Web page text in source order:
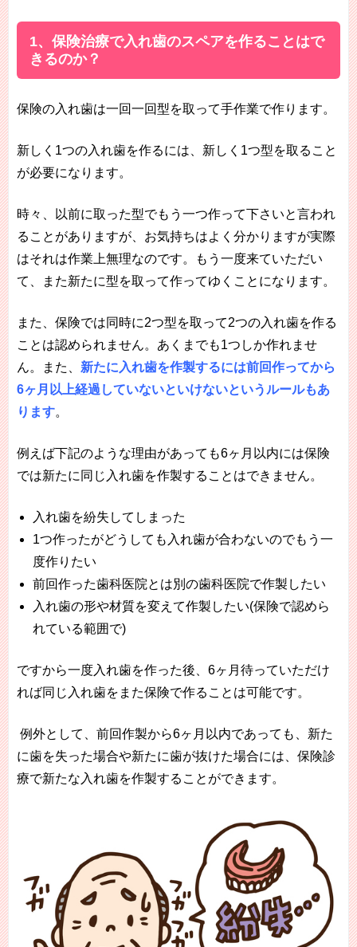
1、保険治療で入れ歯のスペアを作ることはで
きるのか？
保険の入れ歯は一回一回型を取って手作業で作ります。
新しく1つの入れ歯を作るには、新しく1つ型を取ること
が必要になります。
時々、以前に取った型でもう一つ作って下さいと言われ
ることがありますが、お気持ちはよく分かりますが実際
はそれは作業上無理なのです。もう一度来ていただい
て、また新たに型を取って作ってゆくことになります。
また、保険では同時に2つ型を取って2つの入れ歯を作る
ことは認められません。あくまでも1つしか作れませ
ん。また、 新たに入れ歯を作製するには前回作ってから
6ヶ月以上経過していないといけないというルールもあ
ります。
例えば下記のような理由があっても6ヶ月以内には保険
では新たに同じ入れ歯を作製することはできません。
入れ歯を紛失してしまった
1つ作ったがどうしても入れ歯が合わないのでもう一
度作りたい
前回作った歯科医院とは別の歯科医院で作製したい
入れ歯の形や材質を変えて作製したい(保険で認めら
れている範囲で)
ですから一度入れ歯を作った後、6ヶ月待っていただけ
れば同じ入れ歯をまた保険で作ることは可能です。
例外として、前回作製から6ヶ月以内であっても、新た
に歯を失った場合や新たに歯が抜けた場合には、保険診
療で新たな入れ歯を作製することができます。